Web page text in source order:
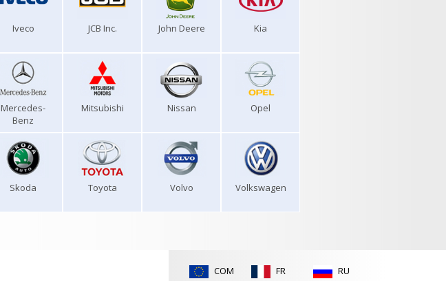
Iveco JCB Inc. John Deere Kia
Mercedes-
Benz
Mitsubishi Nissan Opel
Skoda Toyota Volvo Volkswagen
COM FR RU